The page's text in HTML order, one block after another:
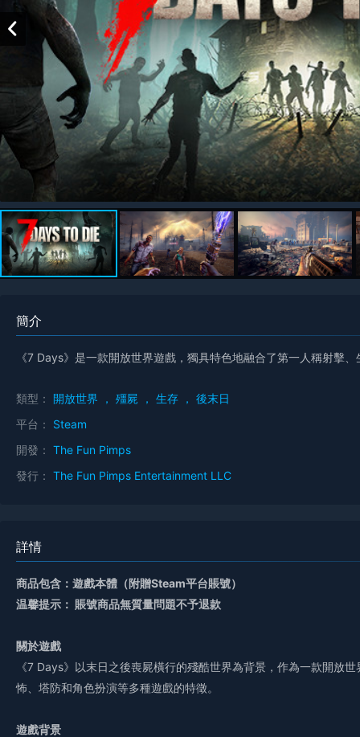
簡介
《7 Days》是一款開放世界遊戲，獨具特色地融合了第一人稱射擊
類型： 開放世界 ， 殭屍 ， 生存 ， 後末日
平台： Steam
開發： The Fun Pimps
發行： The Fun Pimps Entertainment LLC
詳情
商品包含：遊戲本體（附贈Steam平台賬號）
温馨提示： 賬號商品無質量問題不予退款
關於遊戲
《7 Days》以末日之後喪屍橫行的殘酷世界為背景，作為一款開放
怖、塔防和角色扮演等多種遊戲的特徵。
遊戲背景